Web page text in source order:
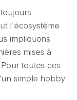
l'écosystème
impliquons
mises à
toutes ces
simple hobby